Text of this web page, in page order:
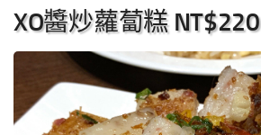
XO醬炒蘿蔔糕 NT$220